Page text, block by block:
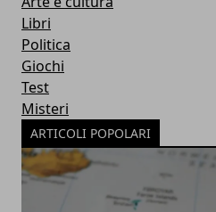
Libri
Politica
Giochi
Test
Misteri
ARTICOLI POPOLARI